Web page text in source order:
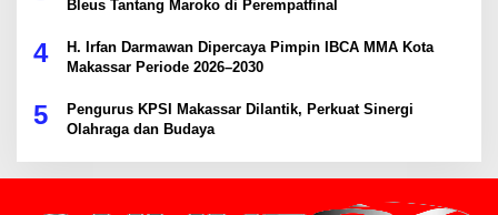
Bleus Tantang Maroko di Perempatfinal
4
H. Irfan Darmawan Dipercaya Pimpin IBCA MMA Kota
Makassar Periode 2026–2030
5
Pengurus KPSI Makassar Dilantik, Perkuat Sinergi
Olahraga dan Budaya